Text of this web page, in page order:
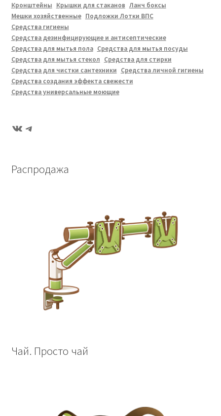
Кронштейны Крышки для стаканов Ланч боксы
Мешки хозяйственные Подложки Лотки ВПС
Средства гигиены
Средства дезинфицирующие и антисептические
Средства для мытья пола Средства для мытья посуды
Средства для мытья стекол Средства для стирки
Средства для чистки сантехники Средства личной гигиены
Средства создания эффекта свежести
Средства универсальные моющие
ВКонтакте
Telegram
Распродажа
Чай. Просто чай